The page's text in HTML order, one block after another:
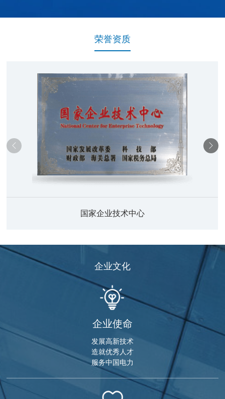
荣誉资质
国家企业技术中心
企业文化
企业使命
发展高新技术
造就优秀人才
服务中国电力